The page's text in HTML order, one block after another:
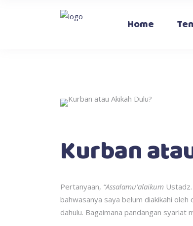
Home
Kurban
Pertanyaan, “Assalamu’alaikum
bahwasanya saya belum diakikahi
dahulu. Bagaimana pandangan syariat